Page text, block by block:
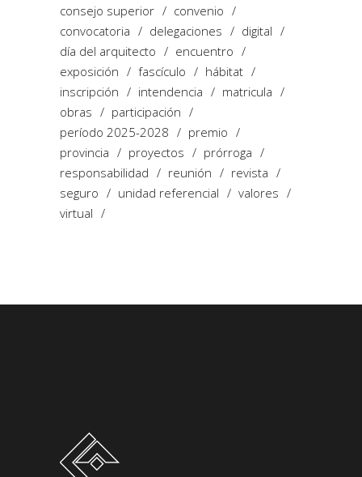
consejo superior
convenio
convocatoria
delegaciones
digital
día del arquitecto
encuentro
exposición
fascículo
hábitat
inscripción
intendencia
matricula
obras
participación
período 2025-2028
premio
provincia
proyectos
prórroga
responsabilidad
reunión
revista
seguro
unidad referencial
valores
virtual